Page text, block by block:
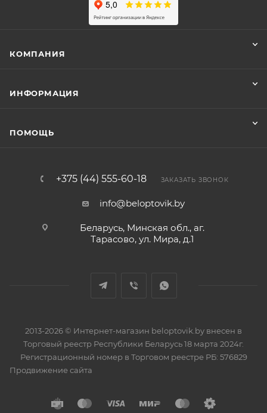
КОМПАНИЯ
ИНФОРМАЦИЯ
ПОМОЩЬ
+375 (44) 555-60-18 ЗАКАЗАТЬ ЗВОНОК
info@beloptovik.by
Беларусь, Минская обл., аг.
Тарасово, ул. Мира, д.1
2013-2026 © Интернет-магазин beloptovik.by внесен в
Торговый реестр Республики Беларусь 18 марта 2024г.
Регистрационный номер в Торговом реестре РБ: 576829
Продвижение сайта